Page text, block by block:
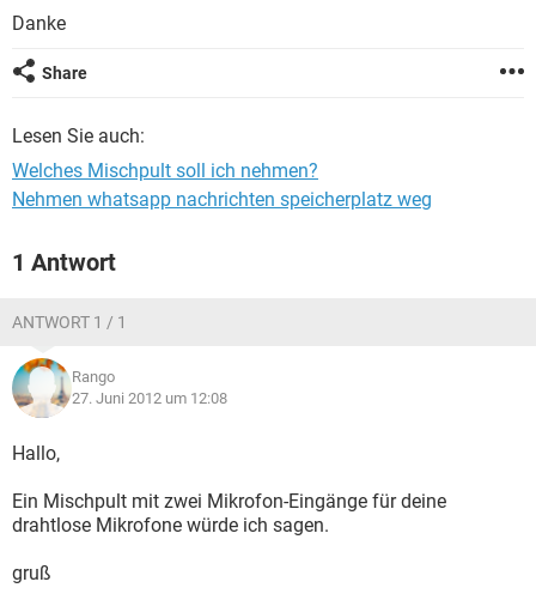
FACEBOOK
Danke
Share
Lesen Sie auch:
Welches Mischpult soll ich nehmen?
Nehmen whatsapp nachrichten speicherplatz weg
1 Antwort
ANTWORT 1 / 1
Rango
27. Juni 2012 um 12:08
Hallo,
Ein Mischpult mit zwei Mikrofon-Eingänge für deine
drahtlose Mikrofone würde ich sagen.
gruß